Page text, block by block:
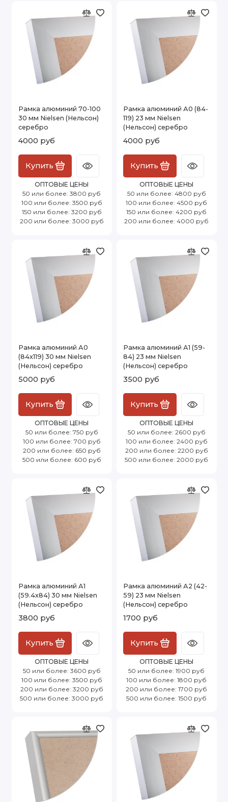
Рамка алюминий 70-100
30 мм Nielsen (Нельсон)
серебро
4000 руб
Купить
ОПТОВЫЕ ЦЕНЫ
50 или более: 3800 руб
100 или более: 3500 руб
150 или более: 3200 руб
200 или более: 3000 руб
Рамка алюминий А0 (84-
119) 23 мм Nielsen
(Нельсон) серебро
4000 руб
Купить
ОПТОВЫЕ ЦЕНЫ
50 или более: 4800 руб
100 или более: 4500 руб
150 или более: 4200 руб
200 или более: 4000 руб
Рамка алюминий А0
(84x119) 30 мм Nielsen
(Нельсон) серебро
5000 руб
Купить
ОПТОВЫЕ ЦЕНЫ
50 или более: 750 руб
100 или более: 700 руб
200 или более: 650 руб
500 или более: 600 руб
Рамка алюминий А1 (59-
84) 23 мм Nielsen
(Нельсон) серебро
3500 руб
Купить
ОПТОВЫЕ ЦЕНЫ
50 или более: 2600 руб
100 или более: 2400 руб
200 или более: 2200 руб
500 или более: 2000 руб
Рамка алюминий А1
(59.4x84) 30 мм Nielsen
(Нельсон) серебро
3800 руб
Купить
ОПТОВЫЕ ЦЕНЫ
50 или более: 3600 руб
100 или более: 3500 руб
200 или более: 3200 руб
500 или более: 3000 руб
Рамка алюминий А2 (42-
59) 23 мм Nielsen
(Нельсон) серебро
1700 руб
Купить
ОПТОВЫЕ ЦЕНЫ
50 или более: 1900 руб
100 или более: 1800 руб
200 или более: 1700 руб
500 или более: 1500 руб